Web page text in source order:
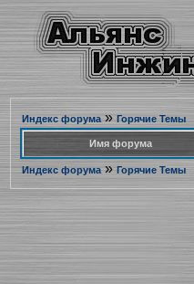
Индекс форума» Горячие Темы
Имя форума
Индекс форума» Горячие Темы